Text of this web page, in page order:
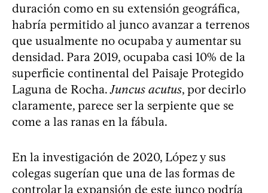
duración como en su extensión geográfica,
habría permitido al junco avanzar a terrenos
que usualmente no ocupaba y aumentar su
densidad. Para 2019, ocupaba casi 10% de la
superficie continental del Paisaje Protegido
Laguna de Rocha.Juncus acutus, por decirlo
claramente, parece ser la serpiente que se
come a las ranas en la fábula.
En la investigación de 2020, López y sus
colegas sugerían que una de las formas de
controlar la expansión de este junco podría